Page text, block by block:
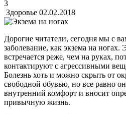
3
Здоровье 02.02.2018
Дорогие читатели, сегодня мы с
заболевание, как экзема на ногах.
встречается реже, чем на руках,
контактируют с агрессивными
Болезнь хоть и можно скрыть от
свободной обувью, но все равно
внутренний комфорт и вносит
привычную жизнь.